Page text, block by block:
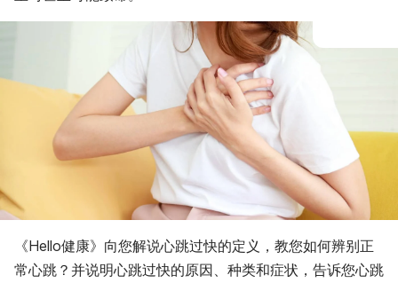
《Hello健康》向您解说心跳过快的定义，教您如何辨别正
常心跳？并说明心跳过快的原因、种类和症状，告诉您心跳